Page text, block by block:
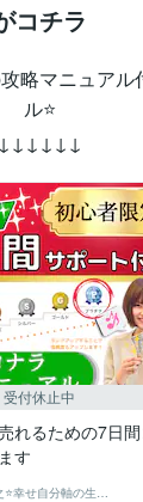
コチラ
略マニュア
ル⭐
↓↓↓↓↓↓
受付休止中
れるための7日間
す
あずま貴之⭐幸せ自分軸の生き方育成コーチ